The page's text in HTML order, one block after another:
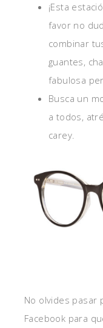
¡Esta
favor no
combinar
guantes,
fabulosa
Busca un
a todos,
carey.
No olvides pasar
Facebook para